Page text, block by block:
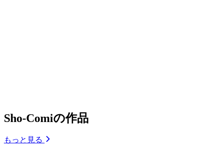
Sho-Comiの作品
もっと見る